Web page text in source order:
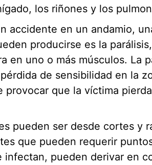
los riñones y los
accidente en un andamio,
producirse es la
en uno o más músculos. La
de sensibilidad en la
provocar que la víctima
pueden ser desde cortes y
que pueden requerir
infectan, pueden derivar en